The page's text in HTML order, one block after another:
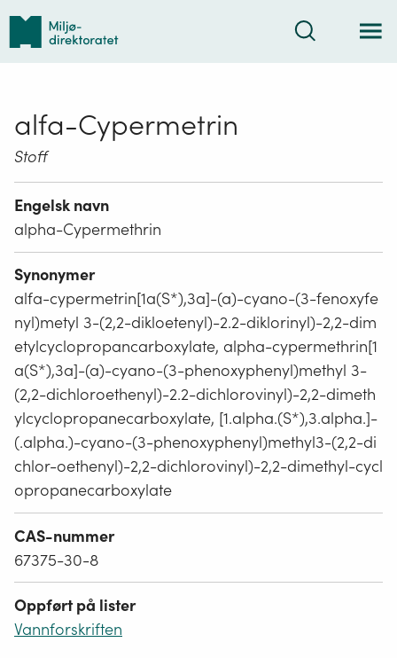
Tilbake
forsiden
Søk
alfa-Cypermetrin
Stoff
Engelsk navn
alpha-Cypermethrin
Synonymer
alfa-cypermetrin[1a(S*),3a]-(a)-cyano-(3-fenoxyfe
nyl)metyl 3-(2,2-dikloetenyl)-2.2-diklorinyl)-2,2-dim
etylcyclopropancarboxylate, alpha-cypermethrin[1
a(S*),3a]-(a)-cyano-(3-phenoxyphenyl)methyl 3-
(2,2-dichloroethenyl)-2.2-dichlorovinyl)-2,2-dimeth
ylcyclopropanecarboxylate, [1.alpha.(S*),3.alpha.]-
(.alpha.)-cyano-(3-phenoxyphenyl)methyl3-(2,2-di
chlor-oethenyl)-2,2-dichlorovinyl)-2,2-dimethyl-cycl
opropanecarboxylate
CAS-nummer
67375-30-8
Oppført på lister
Vannforskriften